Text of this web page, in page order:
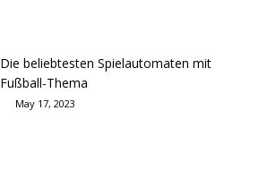
Die beliebtesten Spielautomaten mit
Fußball-Thema
May 17, 2023